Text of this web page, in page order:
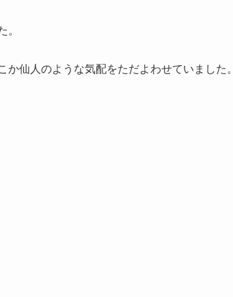
。
仙人のような気配をただよわせていました。